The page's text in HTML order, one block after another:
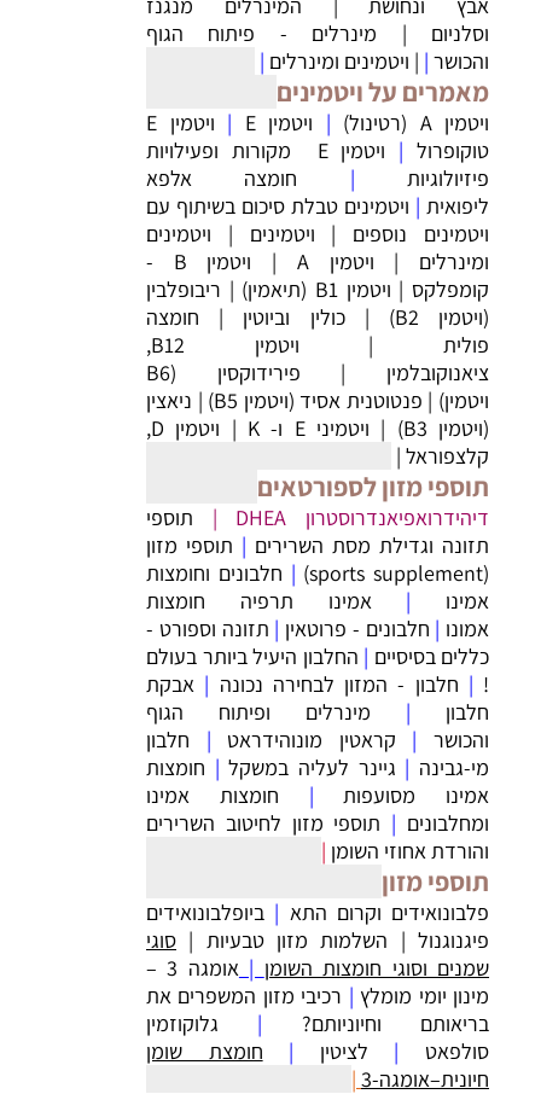
וסלניום | מינרלים - פיתוח הגוף
והכושר |
| ויטמינים ומינרלים |
מאמרים על ויטמינים
ויטמין A (רטינול) | ויטמין E |
ויטמין E
טוקופרול|
‏ויטמין E מקורות ופעילויות
פיזיולוגיות | חומצה אלפא
ליפואית | ויטמינים טבלת סיכום בשיתוף עם
ויטמינים נוספים | ויטמינים | ויטמינים
ומינרלים | ויטמין A |
ויטמין B -
קומפלקס | ויטמין B1 (תיאמין) | ריבופלבין
(ויטמין B2)
|כולין וביוטין | חומצה
פולית |
ויטמין B12,
ציאנוקובלמין |
פירידוקסין (B6
ויטמין) | פנטוטנית אסיד (ויטמין B5) | ניאצין
(ויטמין B3)
| ויטמיני E ו- K |
ויטמין D,
קלצפוראל |
תוספי מזון לספורטאים
דיהידרואפיאנדרוסטרון DHEA |
תוספי
תזונה וגדילת מסת השרירים | תוספי מזון
(sports supplement)
| חלבונים וחומצות
אמינו | אמינו תרפיה חומצות
אמונו | חלבונים - פרוטאין | תזונה וספורט -
כללים בסיסיים | החלבון היעיל ביותר בעולם
!
| חלבון - המזון לבחירה נכונה | אבקת
חלבון | מינרלים ופיתוח הגוף
והכושר| קראטין מונוהידראט | חלבון
מי-גבינה | גיינר לעליה במשקל| חומצות
אמינו מסועפות | חומצות אמינו
ומחלבונים | תוספי מזון לחיטוב השרירים
והורדת אחוזי השומן |
תוספי מזון
פלבונואידים וקרום התא | ביופלבונואידים
פיגנוגנול| השלמות מזון טבעיות | סוגי
שמנים וסוגי חומצות השומן |
אומגה 3 –
מינון יומי מומלץ | רכיבי מזון המשפרים את
בריאותם וחיוניותם? |
גלוקוזמין
סולפאט | לציטין |
חומצת שומן
חיונית–אומגה-3
|